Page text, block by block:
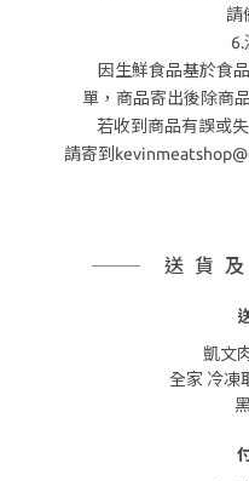
請
6.
因生鮮食品基於食品安
單，商品寄出後除商
若收到商品有誤或失溫
請寄到
送貨
凱文
全家 冷凍